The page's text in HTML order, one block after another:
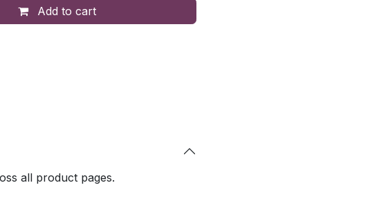
Add to cart
all product pages.